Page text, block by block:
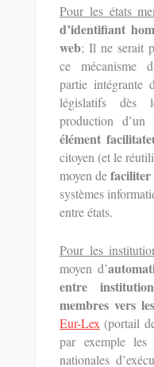
Pour les états
d’identifiant
web; Il ne serait
ce mécanisme
partie intégrante
législatifs dès
production d’un
élément
citoyen (et le
moyen defaciliter
systèmes
entre états.
Pour les
moyen d’
entre
membres vers
Eur-Lex (portail
par exemple les
nationales